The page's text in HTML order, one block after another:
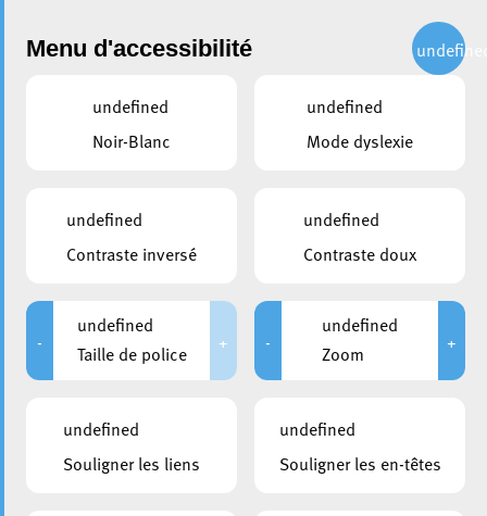
Administration
projets de construction de
logements sur le site
23 mars 2021
Menu d'accessibilité
undefined
Noir-Blanc
undefined
Mode dyslexie
undefined
Contraste inversé
undefined
Contraste doux
-
undefined
Taille de police
+ -
undefined
Zoom
+
undefined
Souligner les liens
undefined
Souligner les en-têtes